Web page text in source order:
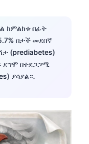
ከምልክቱ በፊት
በታች መደበኛ
(prediabetes)
ደግሞ በተደጋጋሚ
ያሳያል።.